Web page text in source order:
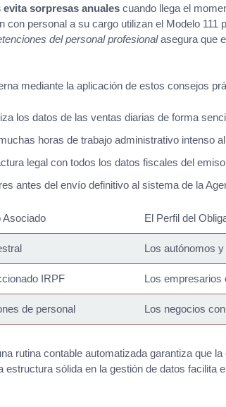
evita sorpresas anuales cuando llega el
con personal a su cargo utilizan el Modelo 111
del personal profesionalasegura que
mediante la aplicación de estos consejos
los datos de las ventas diarias de forma
horas de trabajo administrativo intenso
legal con todos los datos fiscales del
antes del envío definitivo al sistema de la
Asociado El Perfil del
Los autónomos
IRPF Los empresarios
de personal Los negocios
rutina contable automatizada garantiza que
sólida en la gestión de datos facilita